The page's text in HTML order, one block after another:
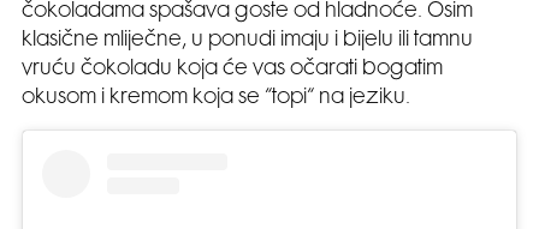
čokoladama spašava goste od hladnoće. Osim
klasične mliječne, u ponudi imaju i bijelu ili tamnu
vruću čokoladu koja će vas očarati bogatim
okusom i kremom koja se “topi“ na jeziku.